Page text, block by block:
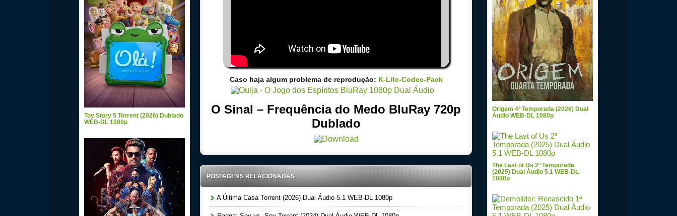
Caso haja algum problema de reprodução: K-Lite-Codec-Pack
O Sinal – Frequência do Medo BluRay 720p
Dublado
POSTAGENS RELACIONADAS
A Última Casa Torrent (2026) Dual Áudio 5.1 WEB-DL 1080p
Toy Story 5 Torrent (2026) Dublado
WEB-DL 1080p
Origem 4ª Temporada (2026) Dual
Áudio WEB-DL 1080p
The Last of Us 2ª Temporada
(2025) Dual Áudio 5.1 WEB-DL
1080p